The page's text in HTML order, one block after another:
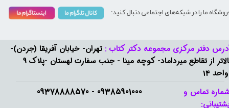
09385901000 - 09378888570​​​​​​​
دفتر مرکزی مجموعه دکتر کتاب : تهران- خیابان آفریقا (جردن)-
بالاتر از تقاطع میرداماد- کوچه مینا - جنب سفارت لهستان -پلاک 9
14
تماس و
ما را در شبکه‌های اجتماعی دنبال کنید: